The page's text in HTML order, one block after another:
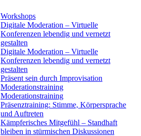
Workshops
Digitale Moderation – Virtuelle
Konferenzen lebendig und vernetzt
gestalten
Digitale Moderation – Virtuelle
Konferenzen lebendig und vernetzt
gestalten
Präsent sein durch Improvisation
Moderationstraining
Moderationstraining
Präsenztraining: Stimme, Körpersprache
und Auftreten
Kämpferisches Mitgefühl – Standhaft
bleiben in stürmischen Diskussionen